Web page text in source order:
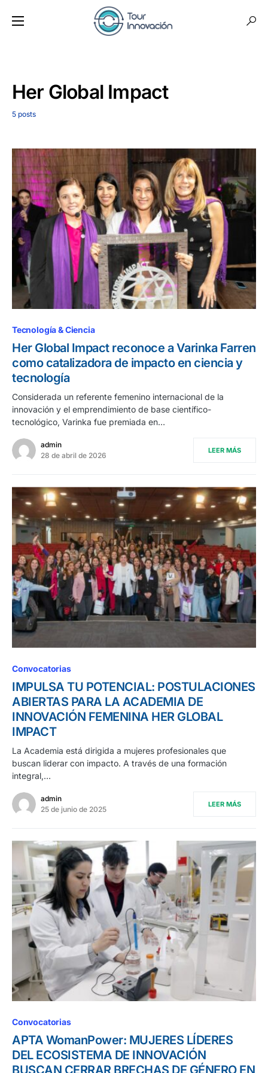
Her Global Impact
5 posts
Tecnología & Ciencia
Her Global Impact reconoce a Varinka Farren
como catalizadora de impacto en ciencia y
tecnología
Considerada un referente femenino internacional de la
innovación y el emprendimiento de base científico-
tecnológico, Varinka fue premiada en…
admin
28 de abril de 2026
LEER MÁS
Convocatorias
IMPULSA TU POTENCIAL: POSTULACIONES
ABIERTAS PARA LA ACADEMIA DE
INNOVACIÓN FEMENINA HER GLOBAL
IMPACT
La Academia está dirigida a mujeres profesionales que
buscan liderar con impacto. A través de una formación
integral,…
admin
25 de junio de 2025
LEER MÁS
Convocatorias
APTA WomanPower: MUJERES LÍDERES
DEL ECOSISTEMA DE INNOVACIÓN